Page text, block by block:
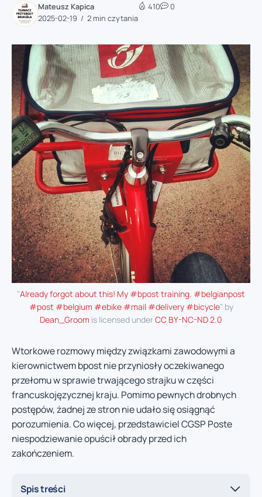
Mateusz Kapica
2025-02-19
2 min czytania
410 0
"Already forgot about this! My #bpost training. #belgianpost
#post #belgium #ebike #mail #delivery #bicycle" by
Dean_Groom is licensed underCC BY-NC-ND 2.0
Wtorkowe rozmowy między związkami zawodowymi a
kierownictwem bpost nie przyniosły oczekiwanego
przełomu w sprawie trwającego strajku w części
francuskojęzycznej kraju. Pomimo pewnych drobnych
postępów, żadnej ze stron nie udało się osiągnąć
porozumienia. Co więcej, przedstawiciel CGSP Poste
niespodziewanie opuścił obrady przed ich
zakończeniem.
Spis treści